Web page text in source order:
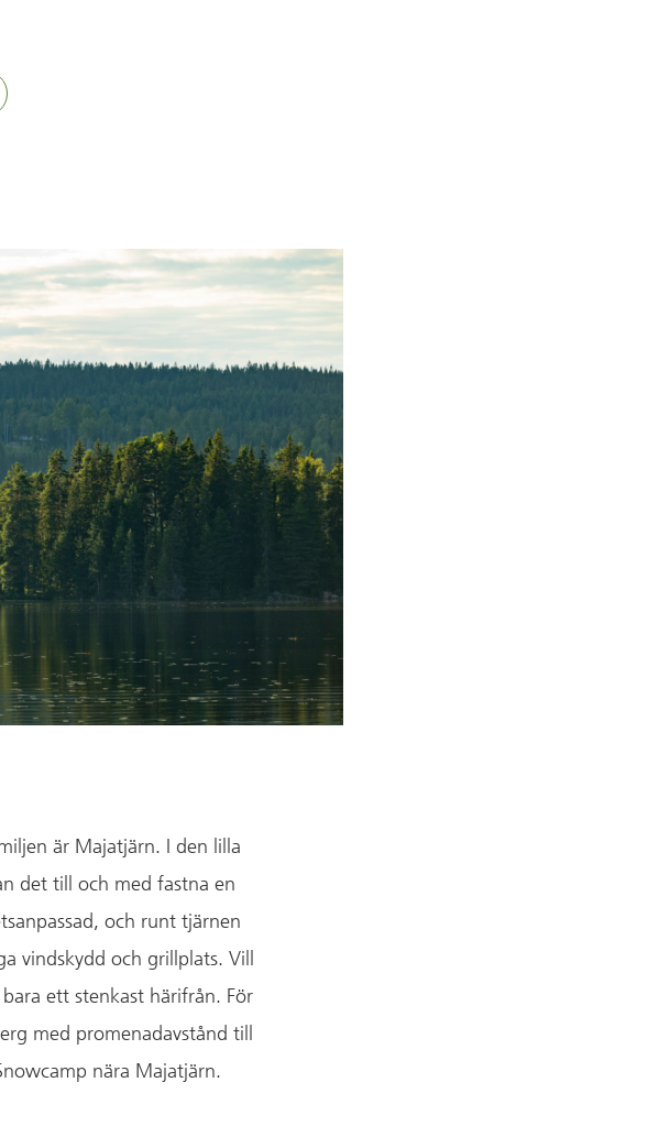
är Majatjärn. I den lilla
det till och med fastna en
och runt tjärnen
vindskydd och grillplats. Vill
bara ett stenkast härifrån. För
med promenadavstånd till
nära Majatjärn.